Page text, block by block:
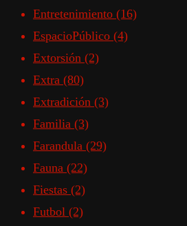
Entretenimiento (16)
EspacioPúblico (4)
Extorsión (2)
Extra (80)
Extradición (3)
Familia (3)
Farandula (29)
Fauna (22)
Fiestas (2)
Futbol (2)